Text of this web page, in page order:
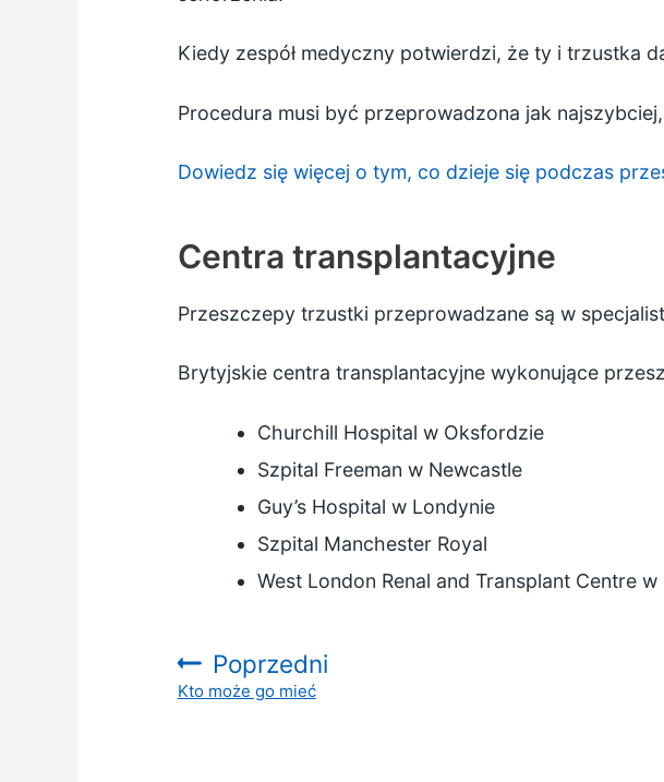
Kiedy zespół medyczny potwierdzi, że ty i trzustka
Procedura musi być przeprowadzona jak
Dowiedz się więcej o tym, co dzieje się podczas
Centra transplantacyjne
Przeszczepy trzustki przeprowadzane są w
Brytyjskie centra transplantacyjne wykonujące
Churchill Hospital w Oksfordzie
Szpital Freeman w Newcastle
Guy’s Hospital w Londynie
Szpital Manchester Royal
West London Renal and Transplant Centre w
Poprzedni
:Kto może go mieć